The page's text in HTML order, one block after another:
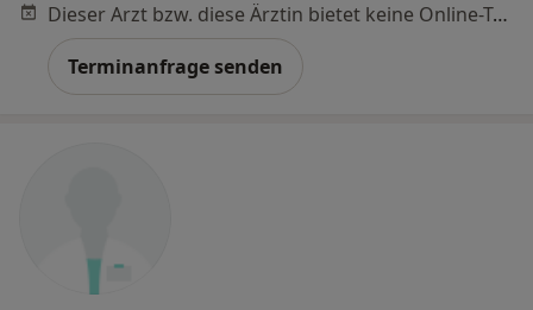
Dieser Arzt bzw. diese Ärztin bietet keine Online-Terminbuchung an diesem Standort an.
Terminanfrage senden